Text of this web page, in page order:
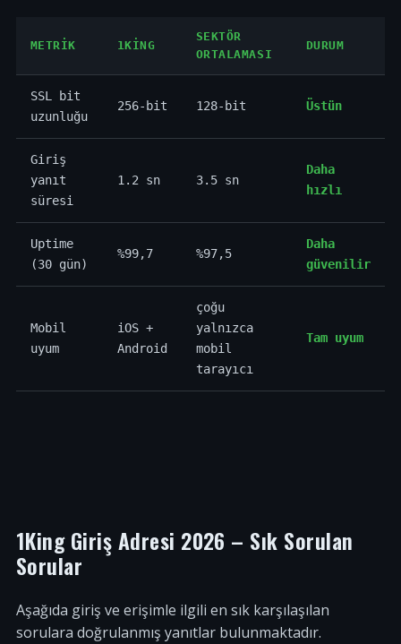
METRIK 1KING
SEKTÖR
ORTALAMASI
DURUM
SSL bit
uzunluğu
256-bit 128-bit Üstün
Giriş
yanıt
süresi
1.2 sn 3.5 sn
Daha
hızlı
Uptime
(30 gün)
%99,7 %97,5
Daha
güvenilir
Mobil
uyum
iOS +
Android
çoğu
yalnızca
mobil
tarayıcı
Tam uyum
1King Giriş Adresi 2026 – Sık Sorulan
Sorular
Aşağıda giriş ve erişimle ilgili en sık karşılaşılan
sorulara doğrulanmış yanıtlar bulunmaktadır.